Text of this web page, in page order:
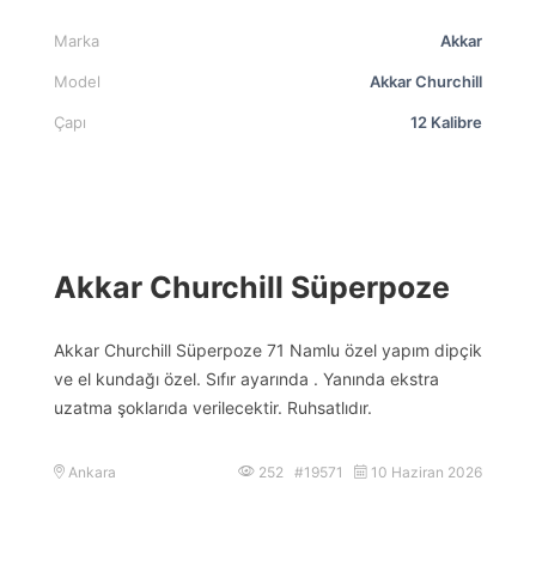
Marka Akkar
Model Akkar Churchill
Çapı 12 Kalibre
Akkar Churchill Süperpoze
Akkar Churchill Süperpoze 71 Namlu özel yapım dipçik
ve el kundağı özel. Sıfır ayarında . Yanında ekstra
uzatma şoklarıda verilecektir. Ruhsatlıdır.
Ankara 252 #19571 10 Haziran 2026